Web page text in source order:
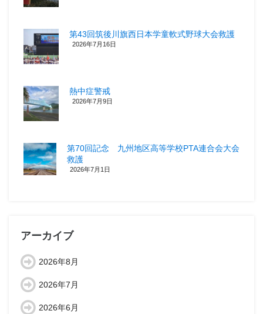
第43回筑後川旗西日本学童軟式野球大会救護
2026年7月16日
熱中症警戒
2026年7月9日
第70回記念 九州地区高等学校PTA連合会大会
救護
2026年7月1日
アーカイブ
2026年8月
2026年7月
2026年6月